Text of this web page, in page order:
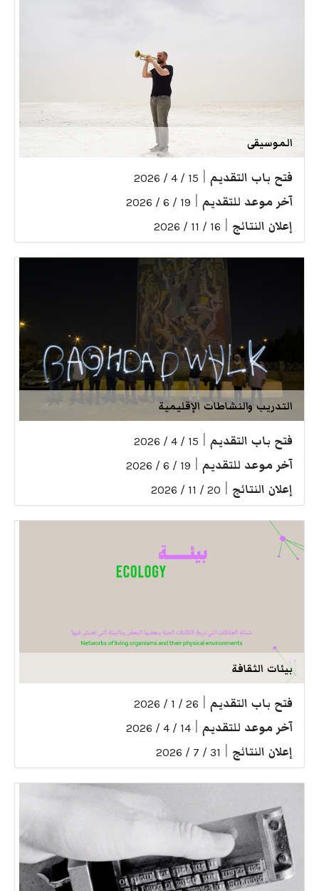
الموسيقى
فتح باب التقديم 15 / 4 / 2026
آخر موعد للتقديم 19 / 6 / 2026
إعلان النتائج 16 / 11 / 2026
التدريب والنشاطات الإقليمية
فتح باب التقديم 15 / 4 / 2026
آخر موعد للتقديم 19 / 6 / 2026
إعلان النتائج 20 / 11 / 2026
بيئات الثقافة
فتح باب التقديم 26 / 1 / 2026
آخر موعد للتقديم 14 / 4 / 2026
إعلان النتائج 31 / 7 / 2026